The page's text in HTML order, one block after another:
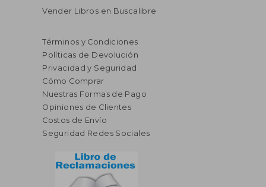
Vender Libros en Buscalibre
Términos y Condiciones
Políticas de Devolución
Privacidad y Seguridad
Cómo Comprar
Nuestras Formas de Pago
Opiniones de Clientes
Costos de Envío
Seguridad Redes Sociales